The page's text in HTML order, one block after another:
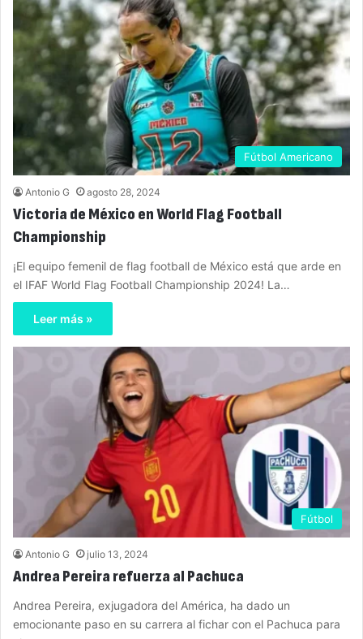
Fútbol Americano
Antonio G agosto 28, 2024
Victoria de México en World Flag Football
Championship
¡El equipo femenil de flag football de México está que arde en
el IFAF World Flag Football Championship 2024! La…
Leer más »
Fútbol
Antonio G julio 13, 2024
Andrea Pereira refuerza al Pachuca
Andrea Pereira, exjugadora del América, ha dado un
emocionante paso en su carrera al fichar con el Pachuca para